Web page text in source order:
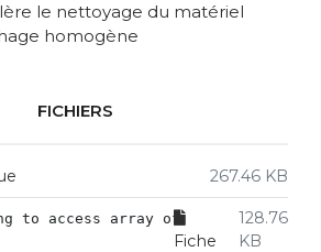
le nettoyage du matériel
homogène
FICHIERS
267.46 KB
to access array offset on value
Fiche
128.76
KB